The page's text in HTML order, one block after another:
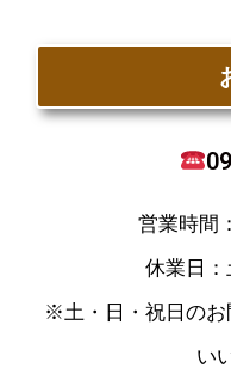
営業時間
休業日：
※土・日・祝日のお
い